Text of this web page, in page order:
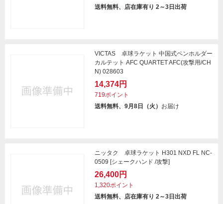
送料無料、店在庫有り 2～3日出荷
VICTAS 卓球ラケット 中国式ペンホルダー
カルテット AFC QUARTET AFC(攻撃用/CH
N) 028603
14,374円
719ポイント
送料無料、9月8日（火） お届け
ニッタク 卓球ラケット H301 NXD FL NC-
0509 [シェークハンド /攻撃]
26,400円
1,320ポイント
送料無料、店在庫有り 2～3日出荷